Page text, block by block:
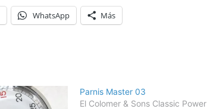
WhatsApp Más
Parnis Master 03
El Colomer & Sons Classic Power